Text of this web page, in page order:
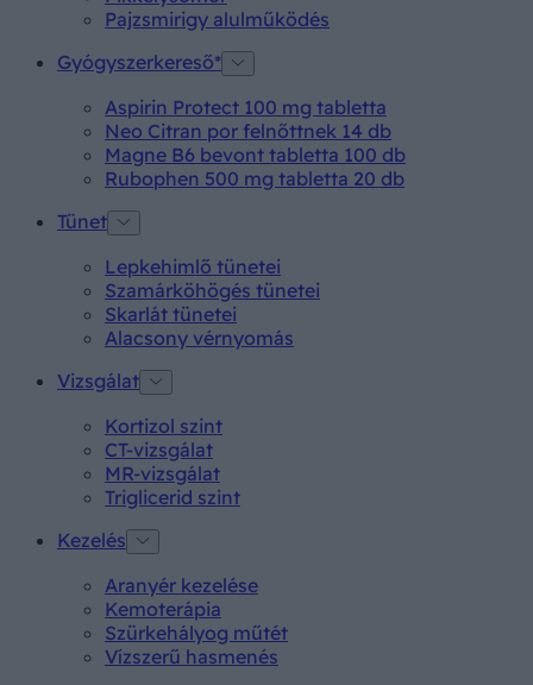
Pajzsmirigy alulműködés
Gyógyszerkereső*
Aspirin Protect 100 mg tabletta
Neo Citran por felnőttnek 14 db
Magne B6 bevont tabletta 100 db
Rubophen 500 mg tabletta 20 db
Tünet
Lepkehimlő tünetei
Szamárköhögés tünetei
Skarlát tünetei
Alacsony vérnyomás
Vizsgálat
Kortizol szint
CT-vizsgálat
MR-vizsgálat
Triglicerid szint
Kezelés
Aranyér kezelése
Kemoterápia
Szürkehályog műtét
Vízszerű hasmenés